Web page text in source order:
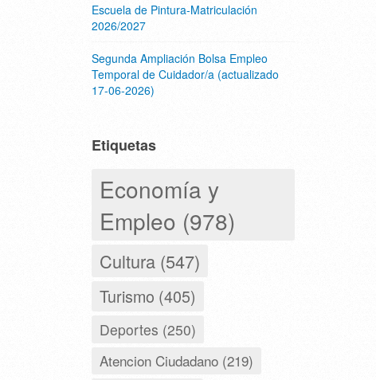
Escuela de Pintura-Matriculación
2026/2027
Segunda Ampliación Bolsa Empleo
Temporal de Cuidador/a (actualizado
17-06-2026)
Etiquetas
Economía y
Empleo (978)
Cultura (547)
Turismo (405)
Deportes (250)
Atencion Ciudadano (219)